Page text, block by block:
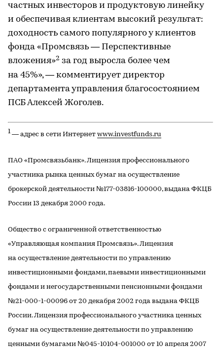
частных инвесторов и продуктовую линейку
и обеспечивая клиентам высокий результат:
доходность самого популярного у клиентов
фонда «Промсвязь — Перспективные
вложения»2 за год выросла более чем
на 45%», — комментирует директор
департамента управления благосостоянием
ПСБ Алексей Жоголев.
1 — адрес в сети Интернет www.investfunds.ru
ПАО «Промсвязьбанк». Лицензия профессионального
участника рынка ценных бумаг на осуществление
брокерской деятельности №177-03816-100000, выдана ФКЦБ
России 13 декабря 2000 года.
Общество с ограниченной ответственностью
«Управляющая компания Промсвязь». Лицензия
на осуществление деятельности по управлению
инвестиционными фондами, паевыми инвестиционными
фондами и негосударственными пенсионными фондами
№21-000-1-00096 от 20 декабря 2002 года выдана ФКЦБ
России. Лицензия профессионального участника ценных
бумаг на осуществление деятельности по управлению
ценными бумагами №045-10104-001000 от 10 апреля 2007